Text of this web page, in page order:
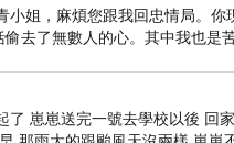
小姐，麻煩您跟我回忠情局。你
偷去了無數人的心。其中我也是
了 崽崽送完一號去學校以後 回